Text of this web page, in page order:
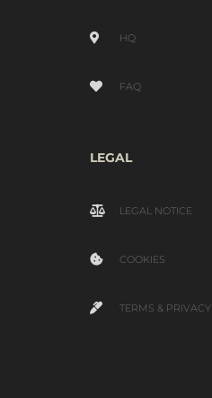
HQ
FAQ
LEGAL
LEGAL NOTICE
COOKIES
TERMS & PRIVACY